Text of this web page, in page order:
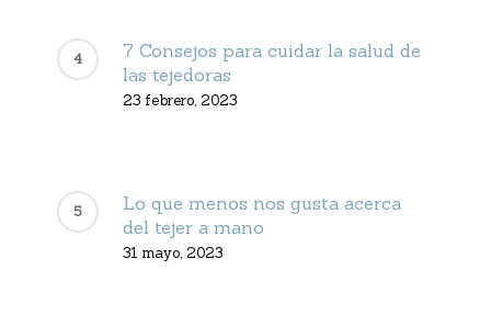
7 Consejos para cuidar la salud de
las tejedoras
23 febrero, 2023
Lo que menos nos gusta acerca
del tejer a mano
31 mayo, 2023